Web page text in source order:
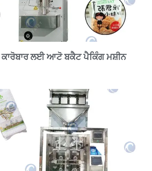
ਕਾਰੋਬਾਰ ਲਈ ਆਟੋ ਬਕੈਟ ਪੈਕਿੰਗ ਮਸ਼ੀਨ